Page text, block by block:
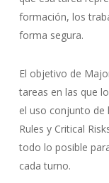
formación, los
forma segura.
El objetivo de
tareas en las que
el uso conjunto de
Rules y Critical
todo lo posible
cada turno.